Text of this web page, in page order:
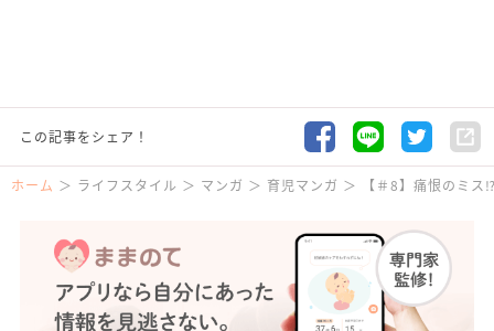
この記事をシェア！
ホーム ライフスタイル マンガ 育児マンガ 【＃8】痛恨のミ